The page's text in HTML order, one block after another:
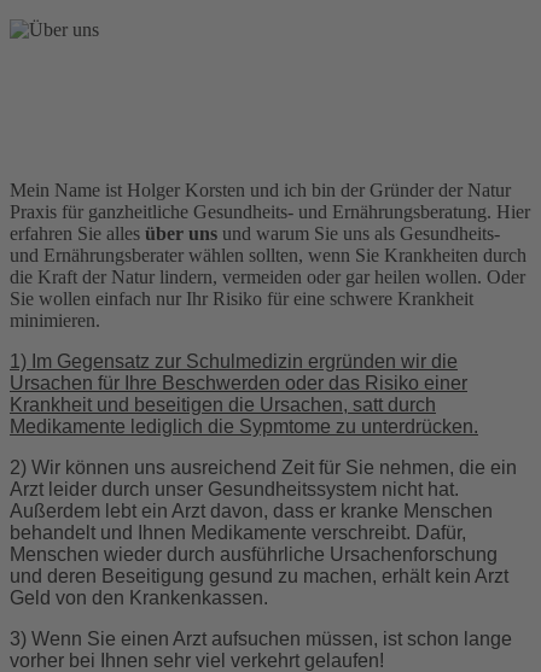
Mein Name ist Holger Korsten und ich bin der Gründer der Natur
Praxis für ganzheitliche Gesundheits- und Ernährungsberatung. Hier
erfahren Sie alles über uns und warum Sie uns als Gesundheits-
und Ernährungsberater wählen sollten, wenn Sie Krankheiten durch
die Kraft der Natur lindern, vermeiden oder gar heilen wollen. Oder
Sie wollen einfach nur Ihr Risiko für eine schwere Krankheit
minimieren.
1) Im Gegensatz zur Schulmedizin ergründen wir die
Ursachen für Ihre Beschwerden oder das Risiko einer
Krankheit und beseitigen die Ursachen, satt durch
Medikamente lediglich die Sypmtome zu unterdrücken.
2) Wir können uns ausreichend Zeit für Sie nehmen, die ein
Arzt leider durch unser Gesundheitssystem nicht hat.
Außerdem lebt ein Arzt davon, dass er kranke Menschen
behandelt und Ihnen Medikamente verschreibt. Dafür,
Menschen wieder durch ausführliche Ursachenforschung
und deren Beseitigung gesund zu machen, erhält kein Arzt
Geld von den Krankenkassen.
3) Wenn Sie einen Arzt aufsuchen müssen, ist schon lange
vorher bei Ihnen sehr viel verkehrt gelaufen!